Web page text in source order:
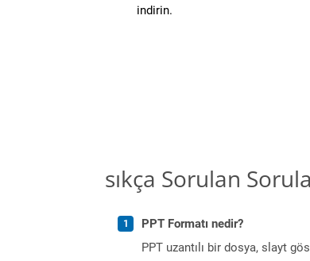
indirin.
sıkça Sorulan
PPT Formatı nedir?
PPT uzantılı bir dosya, slayt